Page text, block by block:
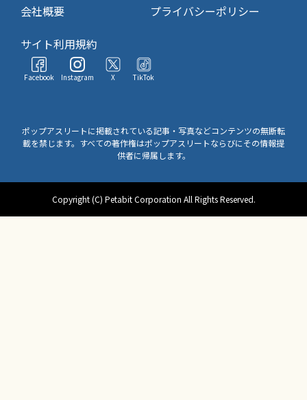
会社概要
プライバシーポリシー
サイト利用規約
Facebook Instagram X TikTok
ポップアスリートに掲載されている記事・写真などコンテンツの無断転
載を禁じます。すべての著作権はポップアスリートならびにその情報提
供者に帰属します。
Copyright (C) Petabit Corporation All Rights Reserved.